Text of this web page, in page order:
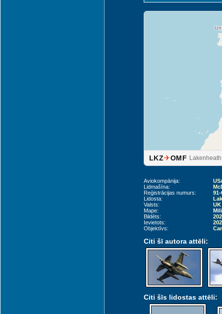
LKZ✈OMF
Aviokompānija:
Lidmašīna:
Reģistrācijas numurs:
91-
Lidosta:
Valsts:
Mape:
Bildēts:
Ievietots:
Objektīvs:
Citi šī autora attēli:
Citi šīs lidostas attēli: